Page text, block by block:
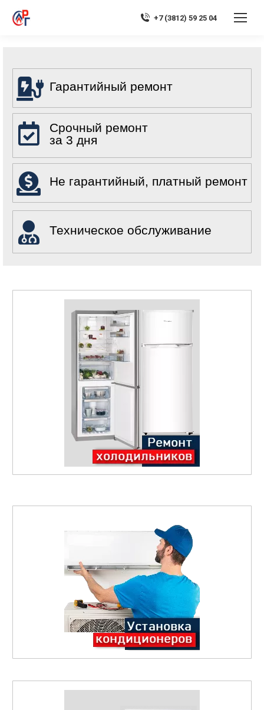
+7 (3812) 59 25 04
Гарантийный ремонт
Срочный ремонт
за 3 дня
Не гарантийный, платный ремонт
Техническое обслуживание